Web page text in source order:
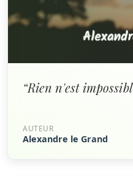
“Rien n'est
AUTEUR
Alexandre le Grand